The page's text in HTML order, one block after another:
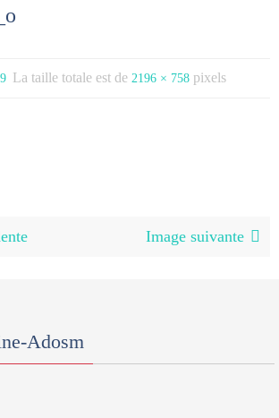
La taille totale est de 2196 × 758 pixels
Image suivante
Adosm